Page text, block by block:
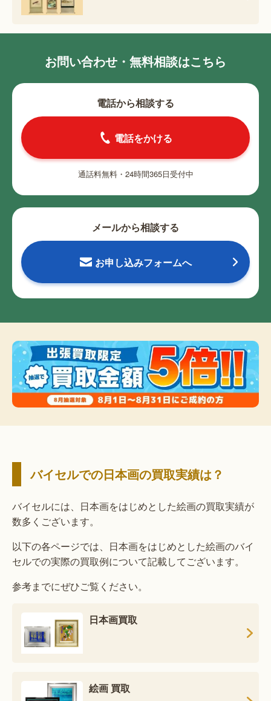
お問い合わせ・無料相談はこちら
電話から相談する
電話をかける
通話料無料・24時間365日受付中
メールから相談する
お申し込みフォームへ
バイセルでの日本画の買取実績は？
バイセルには、日本画をはじめとした絵画の買取実績が
数多くございます。
以下の各ページでは、日本画をはじめとした絵画のバイ
セルでの実際の買取例について記載してございます。
参考までにぜひご覧ください。
日本画買取
絵画 買取